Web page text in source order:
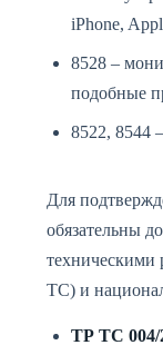
iPhone,
8528 –
подобные
8522, 8544
Для
обязательны
техническими
ТС) и
ТР ТС 004/